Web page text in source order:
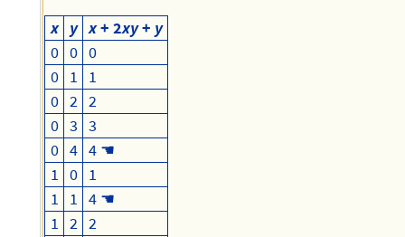
x
y x+ 2xy+ y
0 0 0
0
1
1
0 2 2
0 3 3
0 4 4 ☚
1 0
1
1
1 4 ☚
1 2 2